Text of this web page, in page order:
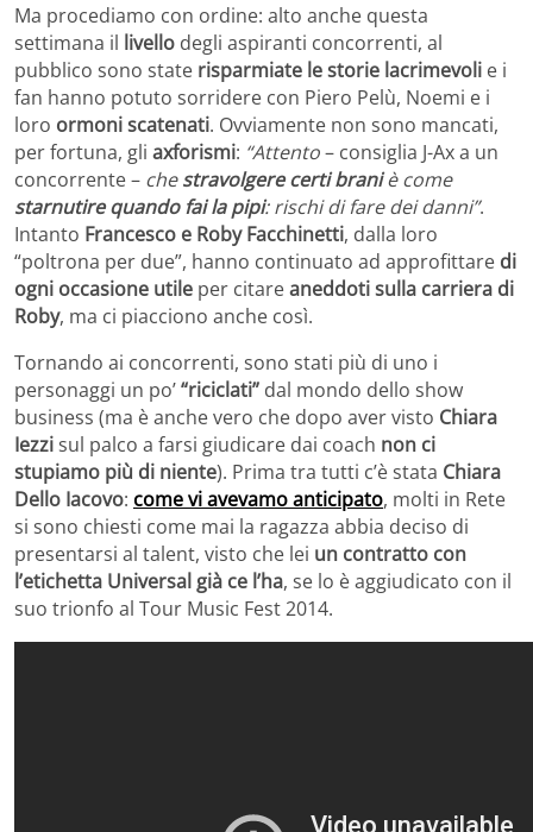
Ma procediamo con ordine: alto anche questa
settimana il livello degli aspiranti concorrenti, al
pubblico sono state risparmiate le storie lacrimevoli e i
fan hanno potuto sorridere con Piero Pelù, Noemi e i
loro ormoni scatenati. Ovviamente non sono mancati,
per fortuna, gli axforismi: “Attento– consiglia J-Ax a un
concorrente – chestravolgere certi braniè come
starnutire quando fai la pipi: rischi di fare dei danni”.
Intanto Francesco e Roby Facchinetti, dalla loro
“poltrona per due”, hanno continuato ad approfittare di
ogni occasione utile per citareaneddoti sulla carriera di
Roby, ma ci piacciono anche così.
Tornando ai concorrenti, sono stati più di uno i
personaggi un po’“riciclati” dal mondo dello show
business (ma è anche vero che dopo aver visto Chiara
Iezzisul palco a farsi giudicare dai coach non ci
stupiamo più di niente). Prima tra tutti c’è stata Chiara
Dello Iacovo: come vi avevamo anticipato, molti in Rete
si sono chiesti come mai la ragazza abbia deciso di
presentarsi al talent, visto che lei un contratto con
l’etichetta Universal già ce l’ha, se lo è aggiudicato con il
suo trionfo al Tour Music Fest 2014.